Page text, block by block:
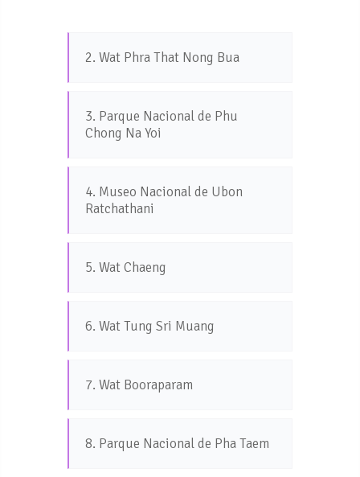
2. Wat Phra That Nong Bua
3. Parque Nacional de Phu
Chong Na Yoi
4. Museo Nacional de Ubon
Ratchathani
5. Wat Chaeng
6. Wat Tung Sri Muang
7. Wat Booraparam
8. Parque Nacional de Pha Taem